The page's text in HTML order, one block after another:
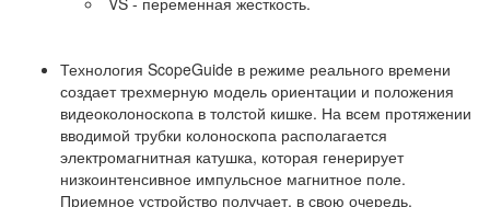
Технология ScopeGuide в режиме реального времени
создает трехмерную модель ориентации и положения
видеоколоноскопа в толстой кишке. На всем протяжении
вводимой трубки колоноскопа располагается
электромагнитная катушка, которая генерирует
низкоинтенсивное импульсное магнитное поле.
Приемное устройство получает, в свою очередь,